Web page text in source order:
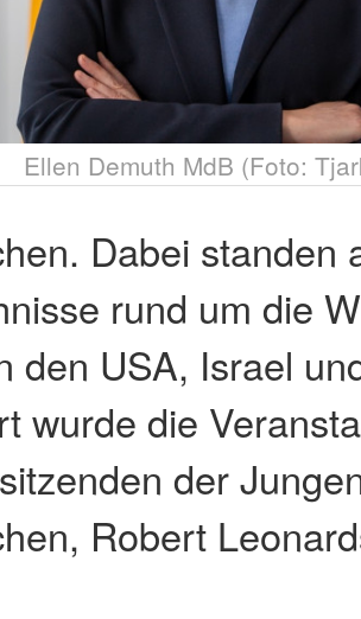
Ellen Demuth MdB (Foto:
Dabei standen
rund um die
den USA, Israel
wurde die
der
Robert